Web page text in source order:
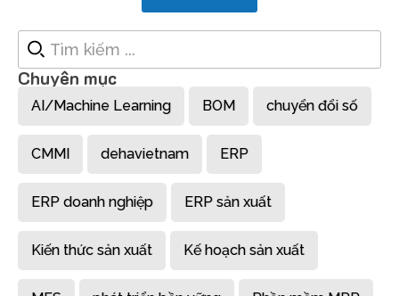
Chuyên mục
AI/Machine Learning BOM chuyển đổi số
CMMI dehavietnam ERP
ERP doanh nghiệp ERP sản xuất
Kiến thức sản xuất Kế hoạch sản xuất